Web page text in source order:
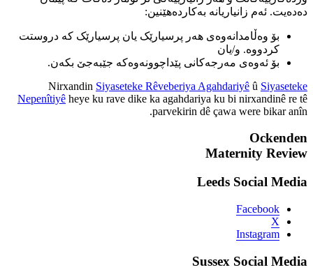
یان پرسیارێک کە دروستت
جێبەجێ بکەن.
Nirxandin Siyaseteke
Nepenîtiyêheye ku rave dike